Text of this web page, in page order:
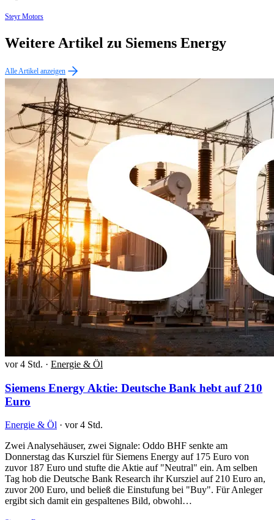
Steyr Motors
Weitere Artikel zu Siemens Energy
Alle Artikel anzeigen
vor 4 Std. · Energie & Öl
Siemens Energy Aktie: Deutsche Bank hebt auf 210
Euro
Energie & Öl · vor 4 Std.
Zwei Analysehäuser, zwei Signale: Oddo BHF senkte am
Donnerstag das Kursziel für Siemens Energy auf 175 Euro von
zuvor 187 Euro und stufte die Aktie auf "Neutral" ein. Am selben
Tag hob die Deutsche Bank Research ihr Kursziel auf 210 Euro an,
zuvor 200 Euro, und beließ die Einstufung bei "Buy". Für Anleger
ergibt sich damit ein gespaltenes Bild, obwohl…